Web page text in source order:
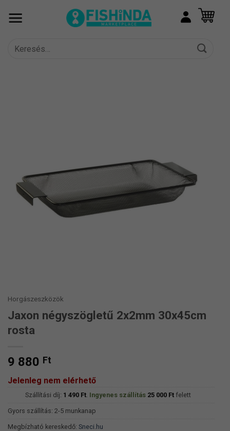
Keresés
Horgászeszközök
Jaxon négyszögletű 2x2mm 30x45cm
rosta
9 880 Ft
Jelenleg nem elérhető
Szállítási díj: 1 490 Ft. Ingyenes szállítás 25 000 Ftfelett
Gyors szállítás: 2-5 munkanap
Megbízható kereskedő: Sneci.hu